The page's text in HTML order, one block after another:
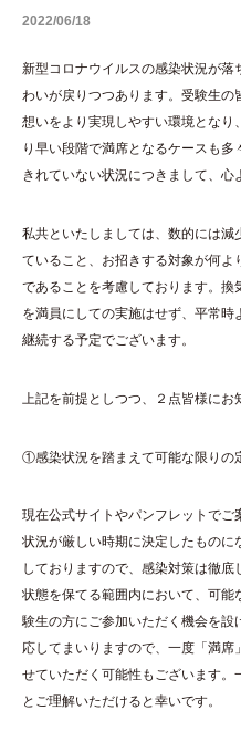
2022/06/18
新型コロナウイルスの感染状況が
わいが戻りつつあります。受験生の
想いをより実現しやすい環境とな
り早い段階で満席となるケースも多
きれていない状況につきまして、心
私共といたしましては、数的には減
ていること、お招きする対象が何
であることを考慮しております。
を満員にしての実施はせず、平常
継続する予定でございます。
上記を前提としつつ、２点皆様にお
①感染状況を踏まえて可能な限りの
現在公式サイトやパンフレットで
状況が厳しい時期に決定したもの
しておりますので、感染対策は徹
状態を保てる範囲内において、可
験生の方にご参加いただく機会を
応してまいりますので、一度「満
せていただく可能性もございます
とご理解いただけると幸いです。